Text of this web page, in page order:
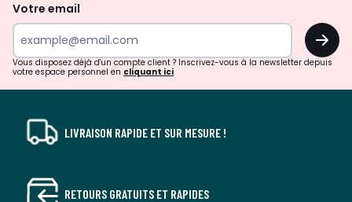
surprises?
Votre email
OK
Vous disposez déjà d'un compte client ? Inscrivez-vous à la newsletter depuis
votre espace personnel en cliquant ici
LIVRAISON RAPIDE ET SUR MESURE !
RETOURS GRATUITS ET RAPIDES